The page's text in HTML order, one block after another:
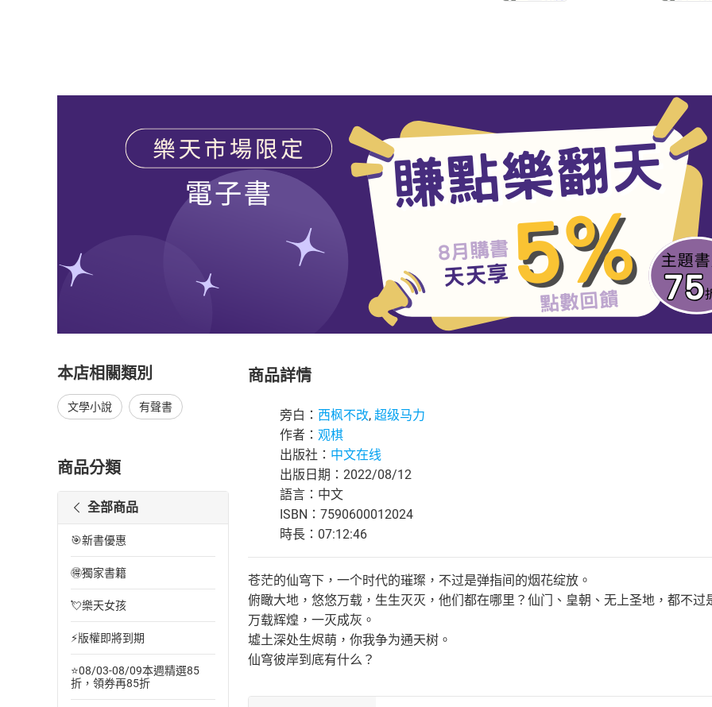
本店相關類別
文學小說 有聲書
商品分類
全部商品
🎯新書優惠
🉐獨家書籍
💘樂天女孩
⚡版權即將到期
⭐08/03-08/09本週精選85
折，領券再85折
商品詳情
旁白： 西枫不改, 超级马力
作者： 观棋
出版社： 中文在线
出版日期：2022/08/12
語言：中文
ISBN：7590600012024
時長：07:12:46
苍茫的仙穹下，一个时代的璀璨，不过是弹指间的烟花绽放。
俯瞰大地，悠悠万载，生生灭灭，他们都在哪里？仙门、皇朝、无上圣地，都不过
万载辉煌，一灭成灰。
墟土深处生烬萌，你我争为通天树。
仙穹彼岸到底有什么？